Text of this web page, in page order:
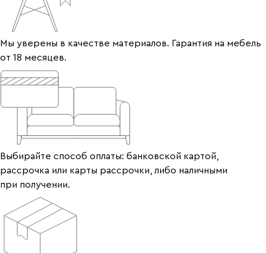
Мы уверены в качестве материалов. Гарантия на мебель
от 18 месяцев.
Выбирайте способ оплаты: банковской картой,
рассрочка или карты рассрочки, либо наличными
при получении.